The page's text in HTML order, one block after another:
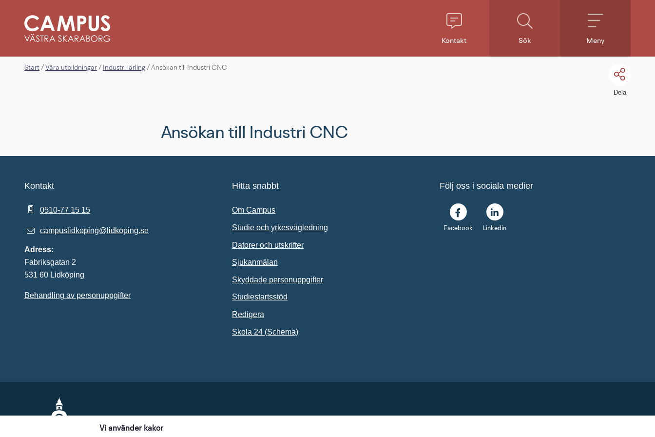
Vi använder kakor
Kontakt Sök Meny
Start / Våra utbildningar / Industri lärling / Ansökan till Industri CNC
Dela
Ansökan till Industri CNC
Kontakt
0510-77 15 15
campuslidkoping@lidkoping.se
Adress:
Fabriksgatan 2
531 60 Lidköping
Behandling av personuppgifter
Hitta snabbt
Om Campus
Studie och yrkesvägledning
Datorer och utskrifter
Sjukanmälan
Skyddade personuppgifter
Studiestartsstöd
Redigera
Skola 24 (Schema)Länk till annan webbplats.
Följ oss i sociala medier
Facebook Linkedin